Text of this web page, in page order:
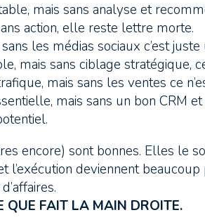
mais sans analyse et
action, elle reste lettre morte.
les médias sociaux c’est
mais sans ciblage stratégique,
mais sans les ventes ce
mais sans un bon CRM
encore) sont bonnes. Elles le
l’exécution deviennent
QUE FAIT LA MAIN DROITE.